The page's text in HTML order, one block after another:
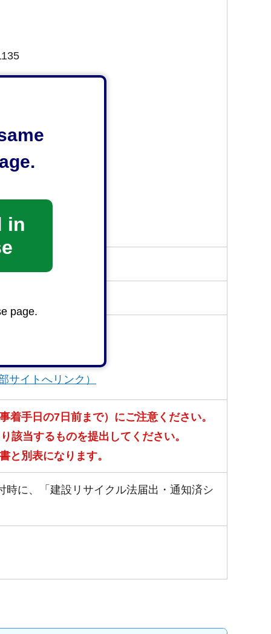
in
page.
付けておりません。
サイトへリンク）
着手日の7日前まで）にご注意ください。
該当するものを提出してください。
と別表になります。
時に、「建設リサイクル法届出・通知済シ